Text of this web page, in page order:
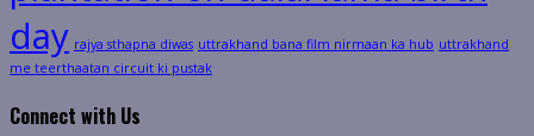
day rajya sthapna diwas uttrakhand bana film nirmaan ka hub uttrakhand
me teerthaatan circuit ki pustak
Connect with Us